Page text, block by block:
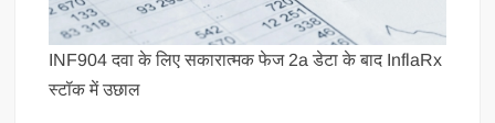
INF904 दवा के लिए सकारात्मक फेज 2a डेटा के बाद InflaRx
स्टॉक में उछाल